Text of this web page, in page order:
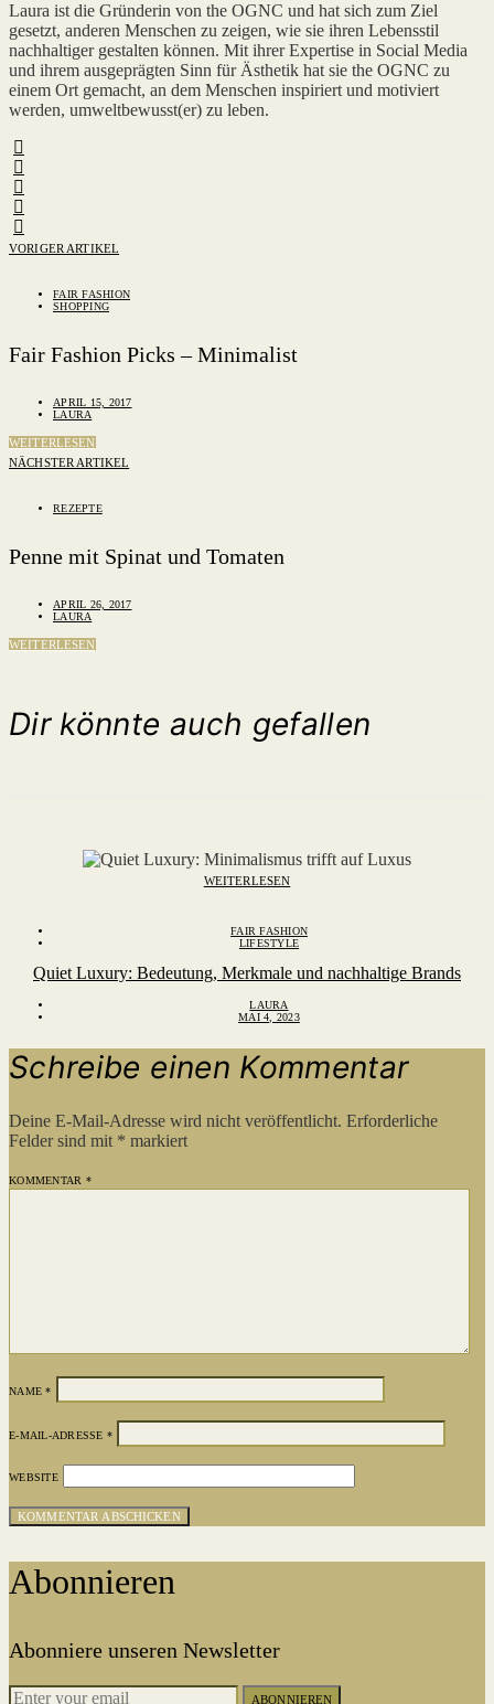
Laura ist die Gründerin von the OGNC und hat sich zum Ziel
gesetzt, anderen Menschen zu zeigen, wie sie ihren Lebensstil
nachhaltiger gestalten können. Mit ihrer Expertise in Social Media
und ihrem ausgeprägten Sinn für Ästhetik hat sie the OGNC zu
einem Ort gemacht, an dem Menschen inspiriert und motiviert
werden, umweltbewusst(er) zu leben.
VORIGER ARTIKEL
FAIR FASHION
SHOPPING
Fair Fashion Picks – Minimalist
APRIL 15, 2017
LAURA
WEITERLESEN
NÄCHSTER ARTIKEL
REZEPTE
Penne mit Spinat und Tomaten
APRIL 26, 2017
LAURA
WEITERLESEN
Dir könnte auch gefallen
WEITERLESEN
FAIR FASHION
LIFESTYLE
Quiet Luxury: Bedeutung, Merkmale und nachhaltige Brands
LAURA
MAI 4, 2023
Schreibe einen Kommentar
Deine E-Mail-Adresse wird nicht veröffentlicht. Erforderliche
Felder sind mit * markiert
KOMMENTAR *
NAME*
E-MAIL-ADRESSE *
WEBSITE
Abonnieren
Abonniere unseren Newsletter
ABONNIEREN